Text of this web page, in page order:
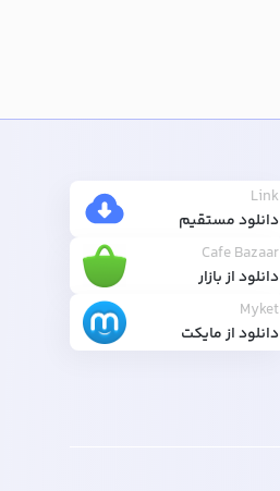
Link
دانلود مستقیم
Cafe Bazaar
دانلود از بازار
Myket
دانلود از مایکت